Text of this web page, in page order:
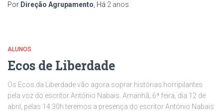
Por Direção Agrupamento , Há 2 anos
ALUNOS
Ecos de Liberdade
Os Ecos da Liberdade vão agora soprar histórias horripilantes
pela voz do escritor António Nabais. Amanhã, 6ª feira, dia 12 de
abril, pelas 14.30h teremos a presença do escritor António Nabais